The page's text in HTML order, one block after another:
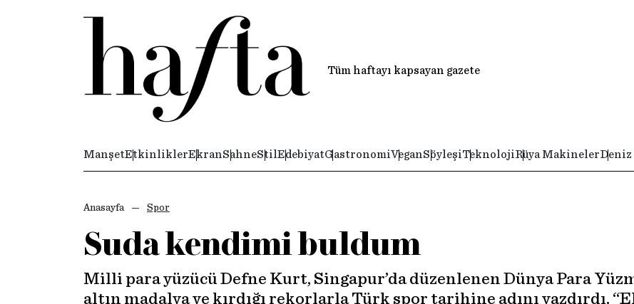
Tüm haftayı kapsayan gazete
ManşetEtkinliklerEkranSahneStil EdebiyatGastronomiVeganSöyleşiTeknolojiRüya Makineler
Anasayfa Spor
Suda kendimi buldum
Milli para yüzücü Defne Kurt, Singapur’da düzenlenen Dünya Para
altın madalya ve kırdığı rekorlarla Türk spor tarihine adını yazdırdı.